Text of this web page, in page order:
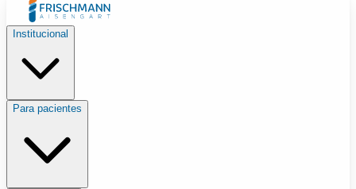
Institucional
Para pacientes